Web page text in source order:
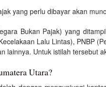
yang perlu dibayar akan
Bukan Pajak) yang
Lalu Lintas), PNBP
lainnya. Untuk istilah tersebut
Utara?